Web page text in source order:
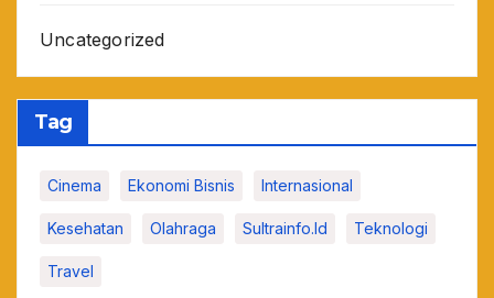
Uncategorized
Tag
Cinema Ekonomi Bisnis Internasional
Kesehatan Olahraga Sultrainfo.id Teknologi
Travel